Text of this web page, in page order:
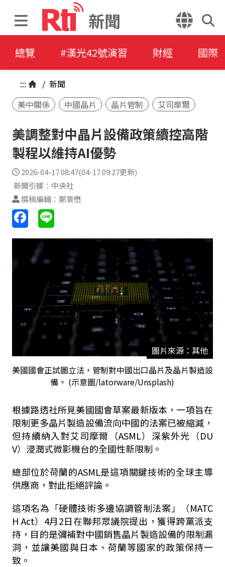
新聞
總覽 #漢光42號演習 財經 國際
::: / 新聞
美中關係
中國晶片 晶片管制 艾司摩爾
美調整對中晶片設備政策續控高階
製程以維持AI優勢
2026-04-17 08:47(04-17 09:27更新)
新聞引據：中央社
撰稿編輯：鄭景懋
圖片來源：其他
美國國會正試圖立法，管制對中國出口晶片及晶片製造設
備。 (示意圖/latorware/Unsplash)
根據路透社所見美國國會草案最新版本，一項旨在
限制更多晶片製造設備流向中國的法案已被縮減，
但持續納入對艾司摩爾（ASML）深紫外光（DU
V）浸潤式微影機台的全國性新限制。
總部位於荷蘭的ASML是這項關鍵技術的全球主導
供應商，對此拒絕評論。
這項名為「硬體技術多邊協調管制法案」（MATC
H Act）4月2日在聯邦眾議院提出，獲得跨黨派支
持，目的是彌補對中國銷售晶片製造設備的限制漏
洞，並讓美國與日本、荷蘭等國家的政策保持一
致。